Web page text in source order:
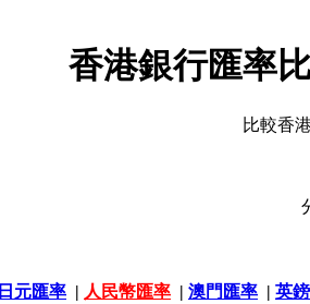
香港銀行匯率
比較香
日元匯率 | 人民幣匯率 | 澳門匯率 | 英